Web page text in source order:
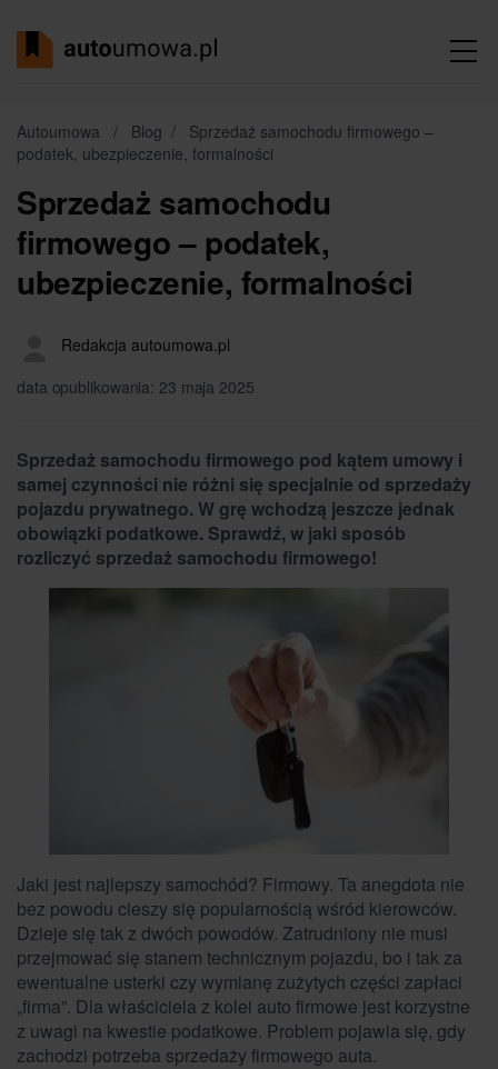
Autoumowa / Blog /
Sprzedaż samochodu firmowego –
podatek, ubezpieczenie, formalności
Sprzedaż samochodu
firmowego – podatek,
ubezpieczenie, formalności
Redakcja autoumowa.pl
data opublikowania: 23 maja 2025
Sprzedaż samochodu firmowego pod kątem umowy i
samej czynności nie różni się specjalnie od sprzedaży
pojazdu prywatnego. W grę wchodzą jeszcze jednak
obowiązki podatkowe. Sprawdź, w jaki sposób
rozliczyć sprzedaż samochodu firmowego!
Jaki jest najlepszy samochód? Firmowy. Ta anegdota nie
bez powodu cieszy się popularnością wśród kierowców.
Dzieje się tak z dwóch powodów. Zatrudniony nie musi
przejmować się stanem technicznym pojazdu, bo i tak za
ewentualne usterki czy wymianę zużytych części zapłaci
„firma”. Dla właściciela z kolei auto firmowe jest korzystne
z uwagi na kwestie podatkowe. Problem pojawia się, gdy
zachodzi potrzeba sprzedaży firmowego auta.